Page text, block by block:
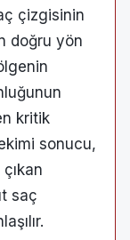
çizgisinin
doğru yön
kritik
sonucu,
saç